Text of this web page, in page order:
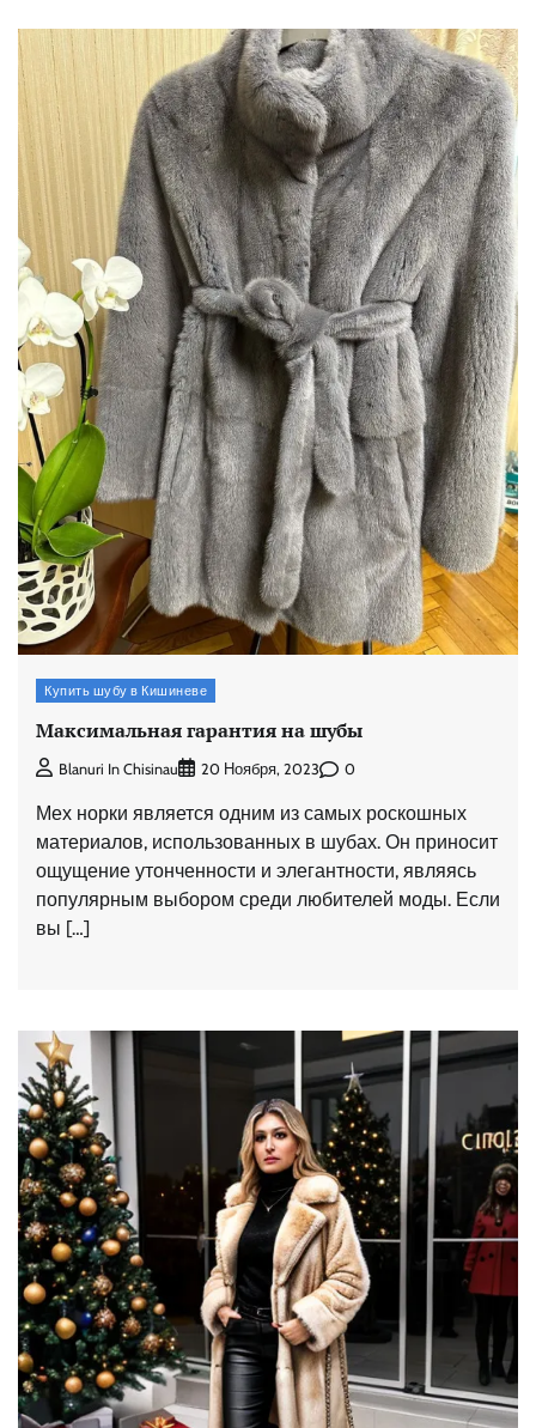
Купить шубу в Кишиневе
Максимальная гарантия на шубы
Blanuri In Chisinau 20 Ноября, 2023 0
Мех норки является одним из самых роскошных
материалов, использованных в шубах. Он приносит
ощущение утонченности и элегантности, являясь
популярным выбором среди любителей моды. Если
вы […]